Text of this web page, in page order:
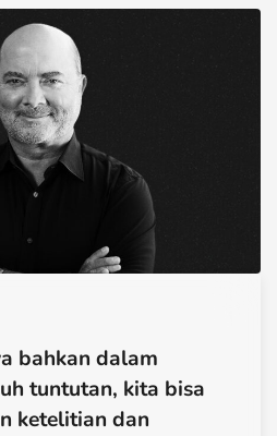
bahkan dalam
tuntutan, kita bisa
ketelitian dan